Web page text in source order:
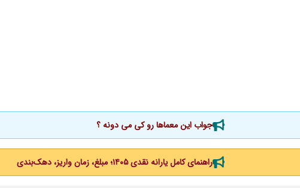
جواب این معماها رو کی می دونه ؟
راهنمای کامل یارانه نقدی ۱۴۰۵؛ مبلغ، زمان واریز، دهک‌بندی